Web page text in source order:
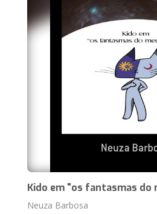
Kido em "os fantasmas do
Neuza Barbosa